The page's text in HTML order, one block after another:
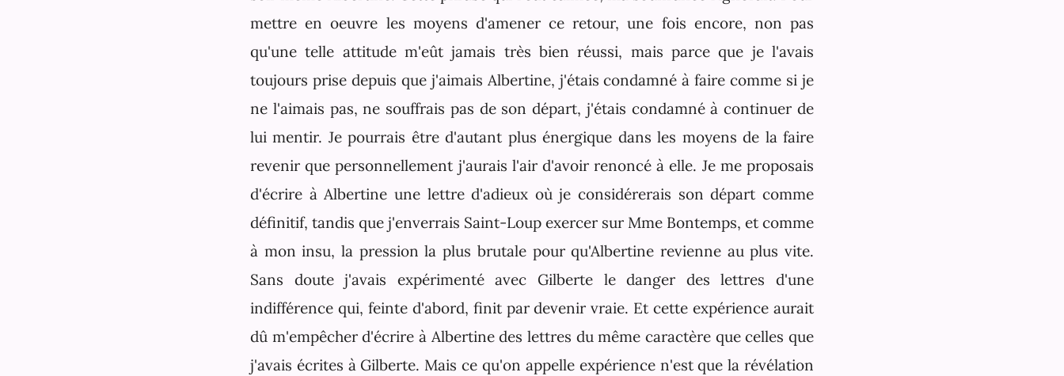
mettre en oeuvre les moyens d'amener ce retour, une fois encore, non pas
qu'une telle attitude m'eût jamais très bien réussi, mais parce que je l'avais
toujours prise depuis que j'aimais Albertine, j'étais condamné à faire comme si je
ne l'aimais pas, ne souffrais pas de son départ, j'étais condamné à continuer de
lui mentir. Je pourrais être d'autant plus énergique dans les moyens de la faire
revenir que personnellement j'aurais l'air d'avoir renoncé à elle. Je me proposais
d'écrire à Albertine une lettre d'adieux où je considérerais son départ comme
définitif, tandis que j'enverrais Saint-Loup exercer sur Mme Bontemps, et comme
à mon insu, la pression la plus brutale pour qu'Albertine revienne au plus vite.
Sans doute j'avais expérimenté avec Gilberte le danger des lettres d'une
indifférence qui, feinte d'abord, finit par devenir vraie. Et cette expérience aurait
dû m'empêcher d'écrire à Albertine des lettres du même caractère que celles que
j'avais écrites à Gilberte. Mais ce qu'on appelle expérience n'est que la révélation